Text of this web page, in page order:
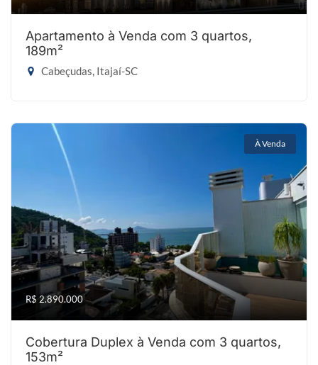
Apartamento à Venda com 3 quartos,
189m²
Cabeçudas, Itajaí-SC
À Venda
R$ 2.890.000
Cobertura Duplex à Venda com 3 quartos,
153m²